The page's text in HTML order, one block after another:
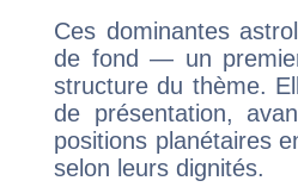
Ces dominantes
de fond — un
structure du thème.
de présentation,
positions planétaires
selon leurs dignités.